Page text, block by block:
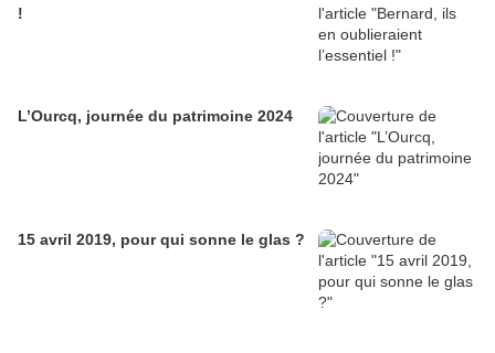
!
L’Ourcq, journée du patrimoine 2024
15 avril 2019, pour qui sonne le glas ?